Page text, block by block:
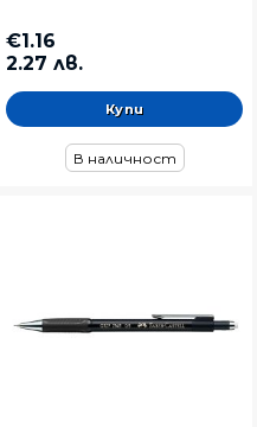
€1.16
2.27 лв.
В наличност